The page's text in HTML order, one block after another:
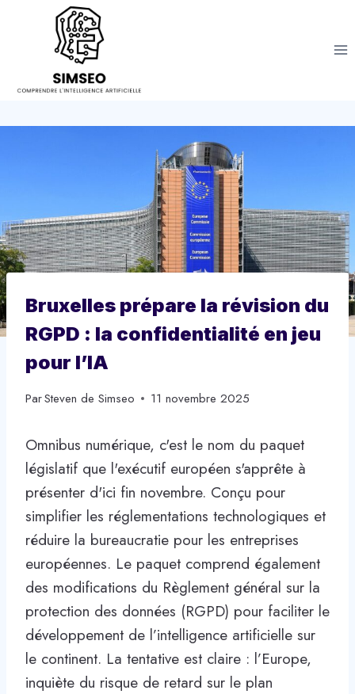
Bruxelles prépare la révision du
RGPD : la confidentialité en jeu
pour l’IA
ParSteven de Simseo 11 novembre 2025
Omnibus numérique, c'est le nom du paquet
législatif que l'exécutif européen s'apprête à
présenter d'ici fin novembre. Conçu pour
simplifier les réglementations technologiques et
réduire la bureaucratie pour les entreprises
européennes. Le paquet comprend également
des modifications du Règlement général sur la
protection des données (RGPD) pour faciliter le
développement de l’intelligence artificielle sur
le continent. La tentative est claire : l’Europe,
inquiète du risque de retard sur le plan